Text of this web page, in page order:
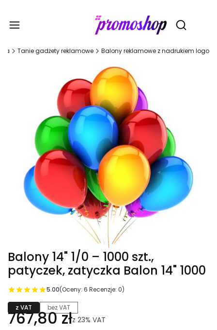
Otwórz
Tanie gadżety reklamowe Balony reklamowe z nadrukiem logo
Balony 14" 1/0 – 1000 szt.,
patyczek, zatyczka Balon 14" 1000
5.00(Oceny: 6 Recenzje: 0)
z VAT bez VAT
767,80 złz 23% VAT